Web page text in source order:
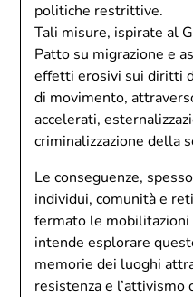
politiche restrittive.
Tali misure, ispirate al
Patto su migrazione e
effetti erosivi sui diritti
di movimento,
accelerati,
criminalizzazione della
Le conseguenze,
individui, comunità e
fermato le mobilitazioni
intende esplorare
memorie dei luoghi
resistenza e